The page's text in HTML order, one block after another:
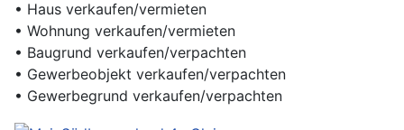
• Haus verkaufen/vermieten
• Wohnung verkaufen/vermieten
• Baugrund verkaufen/verpachten
• Gewerbeobjekt verkaufen/verpachten
• Gewerbegrund verkaufen/verpachten